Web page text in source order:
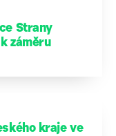
Strany
záměru
kraje ve